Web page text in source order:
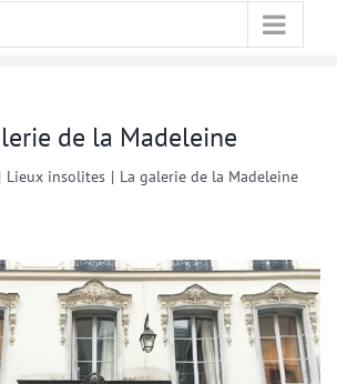
de la Madeleine
| Lieux insolites | La galerie de la Madeleine